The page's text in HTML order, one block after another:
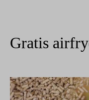
Gratis